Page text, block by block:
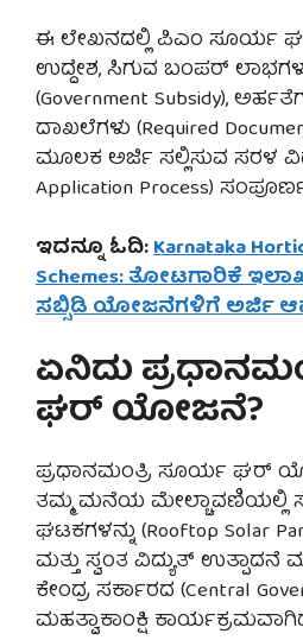
ಈ ಲೇಖನದಲ್ಲಿ ಪಿಎಂ
ಉದ್ದೇಶ, ಸಿಗುವ ಬಂಪರ್
(Government Subsidy),
ದಾಖಲೆಗಳು (Required
ಮೂಲಕ ಅರ್ಜಿ ಸಲ್ಲಿಸುವ ಸರಳ
Application Process)
ಇದನ್ನೂ ಓದಿ:Karnataka
Schemes: ತೋಟಗಾರಿಕೆ
ಸಬ್ಸಿಡಿ ಯೋಜನೆಗಳಿಗೆ ಅರ್ಜಿ
ಏನಿದು
ಘರ್ ಯೋಜನೆ?
ಪ್ರಧಾನಮಂತ್ರಿ ಸೂರ್ಯ ಘರ್
ತಮ್ಮ ಮನೆಯ ಮೇಲ್ಚಾವಣಿಯಲ್ಲಿ
ಘಟಕಗಳನ್ನು (Rooftop Solar
ಮತ್ತು ಸ್ವಂತ ವಿದ್ಯುತ್ ಉತ್ಪಾದನೆ
ಕೇಂದ್ರ ಸರ್ಕಾರದ (Central
ಮಹತ್ವಾಕಾಂಕ್ಷಿ